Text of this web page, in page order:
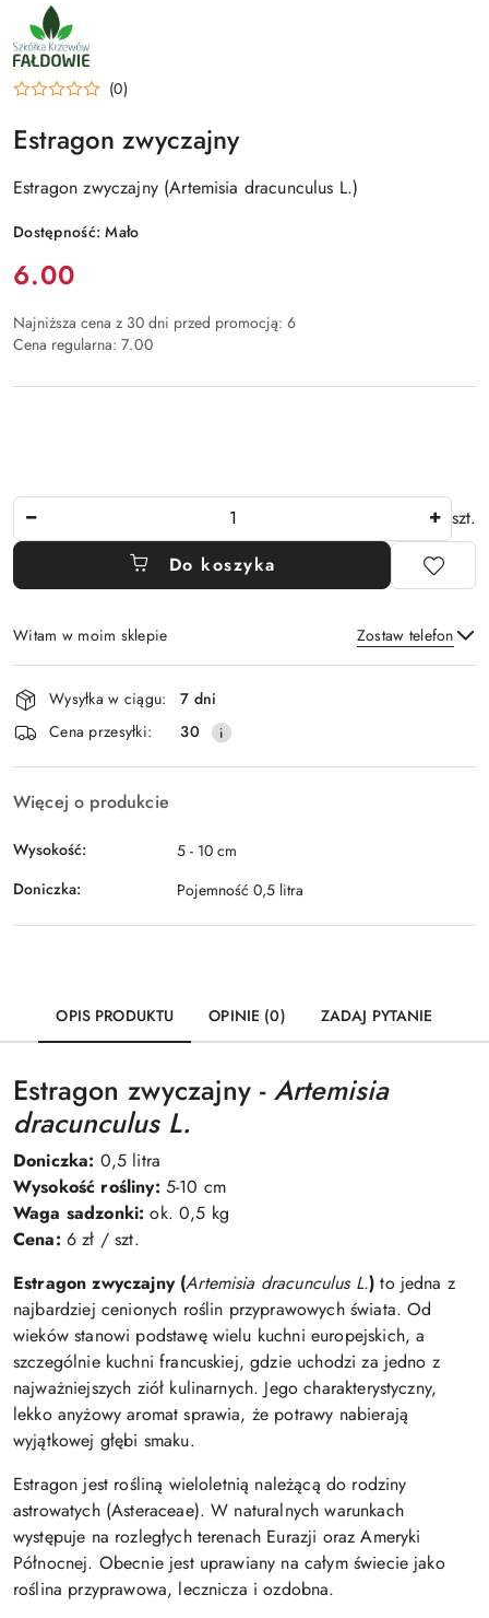
NAZWA
PRODUCENTA:
SZKÓŁKA
KRZEWÓW
FAŁDOWIE
(0)
Estragon zwyczajny
Estragon zwyczajny (Artemisia dracunculus L.)
Dostępność:Mało
Cena:
6.00
Najniższa cena z 30 dni przed promocją: 6
Cena regularna: 7.00
szt.
Do koszyka
Witam w moim sklepie Zostaw telefon
Wyślij
Dostępność
i
dostawa
Wysyłka w ciągu:
7 dni
Cena przesyłki:
30
Więcej o produkcie
Wysokość:
5 - 10 cm
Doniczka:
Pojemność 0,5 litra
OPIS PRODUKTU OPINIE (0) ZADAJ PYTANIE
Estragon zwyczajny -Artemisia
dracunculus L.
Doniczka: 0,5 litra
Wysokość rośliny: 5-10 cm
Waga sadzonki: ok. 0,5 kg
Cena: 6 zł / szt.
Estragon zwyczajny (Artemisia dracunculus L.) to jedna z
najbardziej cenionych roślin przyprawowych świata. Od
wieków stanowi podstawę wielu kuchni europejskich, a
szczególnie kuchni francuskiej, gdzie uchodzi za jedno z
najważniejszych ziół kulinarnych. Jego charakterystyczny,
lekko anyżowy aromat sprawia, że potrawy nabierają
wyjątkowej głębi smaku.
Estragon jest rośliną wieloletnią należącą do rodziny
astrowatych (Asteraceae). W naturalnych warunkach
występuje na rozległych terenach Eurazji oraz Ameryki
Północnej. Obecnie jest uprawiany na całym świecie jako
roślina przyprawowa, lecznicza i ozdobna.